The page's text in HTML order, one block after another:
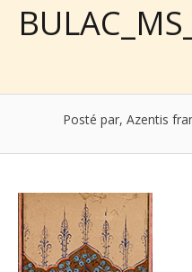
Posté par, Azentis